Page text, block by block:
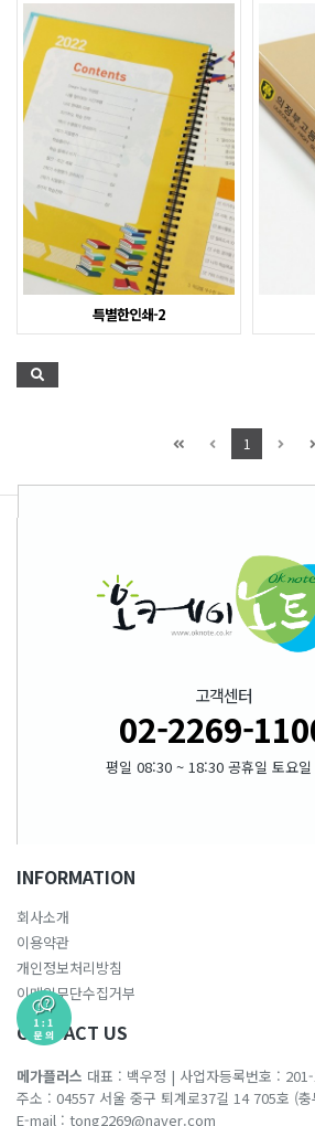
특별한인쇄-2
1
고객센터
02-2269-
평일 08:30 ~ 18:30 공휴일 토요일
INFORMATION
회사소개
이용약관
개인정보처리방침
이메일무단수집거부
CONTACT US
메가플러스 대표 : 백우정 | 사업자등록번호 :
주소 : 04557 서울 중구 퇴계로37길 14 705호 (
E-mail : tong2269@naver.com